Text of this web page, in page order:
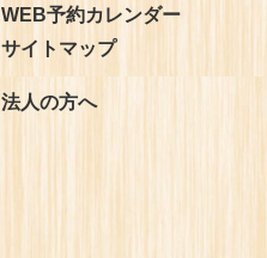
WEB予約カレンダー
サイトマップ
法人の方へ